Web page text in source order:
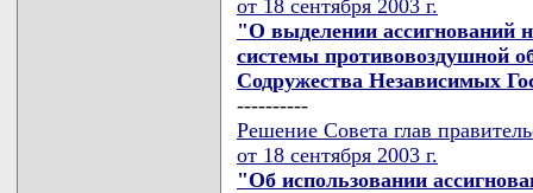
от 18 сентября 2003 г.
"О выделении ассигнований
системы противовоздушной
Содружества Независимых
----------
Решение Совета глав
от 18 сентября 2003 г.
"Об использовании